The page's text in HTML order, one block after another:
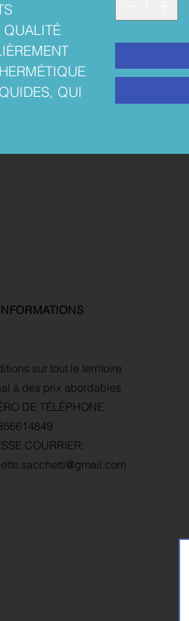
QUALITÉ
QUI
sur tout le territoire
à des prix abordables
DE TÉLÉPHONE:
COURRIER: